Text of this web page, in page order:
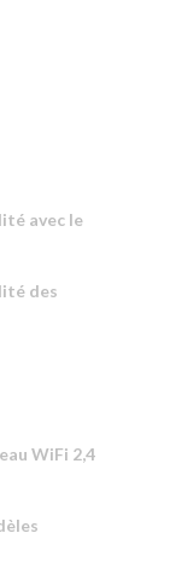
avec le
des
WiFi 2,4